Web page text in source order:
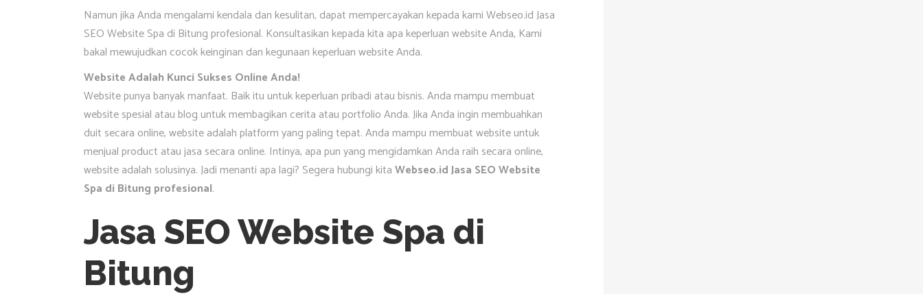
Namun jika Anda mengalami kendala dan kesulitan, dapat mempercayakan kepada kami Webseo.id Jasa
SEO Website Spa di Bitung profesional. Konsultasikan kepada kita apa keperluan website Anda, Kami
bakal mewujudkan cocok keinginan dan kegunaan keperluan website Anda.
Website Adalah Kunci Sukses Online Anda!
Website punya banyak manfaat. Baik itu untuk keperluan pribadi atau bisnis. Anda mampu membuat
website spesial atau blog untuk membagikan cerita atau portfolio Anda. Jika Anda ingin membuahkan
duit secara online, website adalah platform yang paling tepat. Anda mampu membuat website untuk
menjual product atau jasa secara online. Intinya, apa pun yang mengidamkan Anda raih secara online,
website adalah solusinya. Jadi menanti apa lagi? Segera hubungi kitaWebseo.id Jasa SEO Website
Spa di Bitung profesional.
Jasa SEO Website Spa di
Bitung